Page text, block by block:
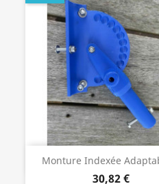
Monture Indexée
30,82 €
Aperçu rapide